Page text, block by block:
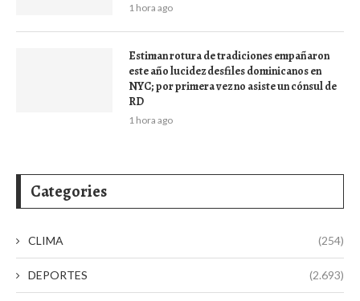
1 hora ago
Estiman rotura de tradiciones empañaron
este año lucidez desfiles dominicanos en
NYC; por primera vez no asiste un cónsul de
RD
1 hora ago
Categories
CLIMA (254)
DEPORTES (2.693)